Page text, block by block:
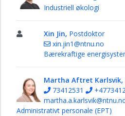
Industriell økologi
Xin Jin, Postdoktor
xin.jin1@ntnu.no
Bærekraftige
Martha Aftret Karlsvik,
73412531
Administrativt personale (EPT)